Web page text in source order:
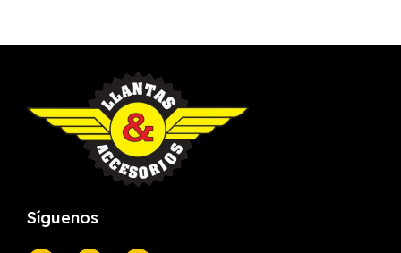
Síguenos